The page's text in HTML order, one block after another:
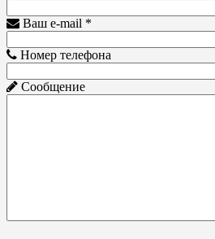
Ваш e-mail *
Номер телефона
Сообщение